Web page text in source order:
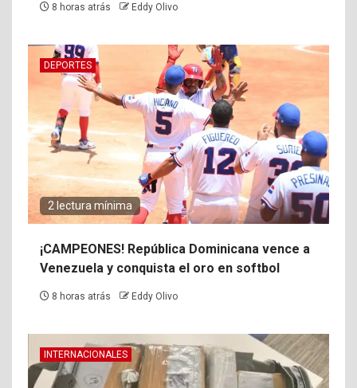
8 horas atrás Eddy Olivo
DEPORTES
2 lectura mínima
¡CAMPEONES! República Dominicana vence a
Venezuela y conquista el oro en softbol
8 horas atrás Eddy Olivo
INTERNACIONALES